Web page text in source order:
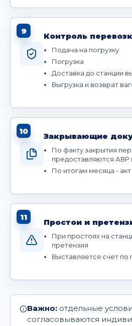
9
Контроль
Подача на погрузку
Погрузка
Доставка до станции
Выгрузка и возврат
10
Закрывающие
По факту закрытия
предоставляются
По итогам месяца -
11
Простои и
При простоях на
претензия
Выставляется счет по
Важно: отдельные
согласовываются